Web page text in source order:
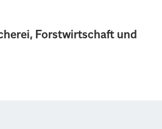
Forstwirtschaft und